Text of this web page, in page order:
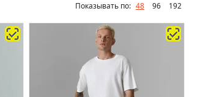
Показывать по: 48 96 192